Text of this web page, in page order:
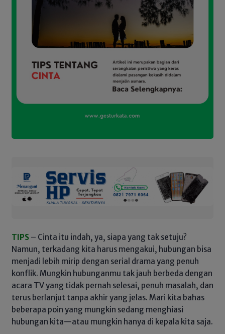
TIPS – Cinta itu indah, ya, siapa yang tak setuju?
Namun, terkadang kita harus mengakui, hubungan bisa
menjadi lebih mirip dengan serial drama yang penuh
konflik. Mungkin hubunganmu tak jauh berbeda dengan
acara TV yang tidak pernah selesai, penuh masalah, dan
terus berlanjut tanpa akhir yang jelas. Mari kita bahas
beberapa poin yang mungkin sedang menghiasi
hubungan kita—atau mungkin hanya di kepala kita saja.